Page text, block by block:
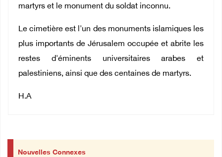
martyrs et le monument du soldat inconnu.
Le cimetière est l'un des monuments islamiques les
plus importants de Jérusalem occupée et abrite les
restes d'éminents universitaires arabes et
palestiniens, ainsi que des centaines de martyrs.
H.A
Nouvelles Connexes